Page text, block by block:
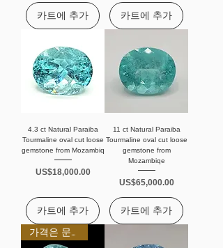
카트에 추가 카트에 추가
4.3 ct Natural Paraiba
Tourmaline oval cut loose
gemstone from Mozambiq
가격
US$18,000.00
카트에 추가
11 ct Natural Paraiba
Tourmaline oval cut loose
gemstone from
Mozambiqe
가격
US$65,000.00
카트에 추가
가격은 문의 바랍니다